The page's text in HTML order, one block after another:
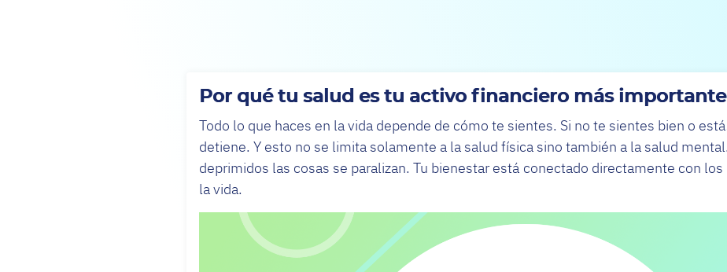
Por qué tu salud es tu activo financiero más importante
Todo lo que haces en la vida depende de cómo te sientes. Si no te sientes bien o
detiene. Y esto no se limita solamente a la salud física sino también a la salud
deprimidos las cosas se paralizan. Tu bienestar está conectado directamente con
la vida.